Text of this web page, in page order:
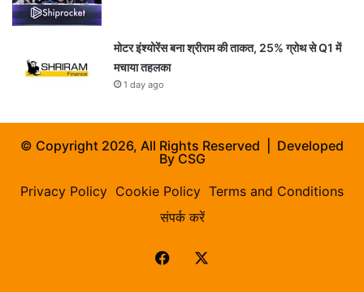
मोटर इंश्योरेंस बना श्रीराम की ताकत, 25% ग्रोथ से Q1 में
मचाया तहलका
1 day ago
© Copyright 2026, All Rights Reserved | Developed
ByCSG
Privacy Policy Cookie Policy Terms and Conditions
संपर्क करें
Facebook